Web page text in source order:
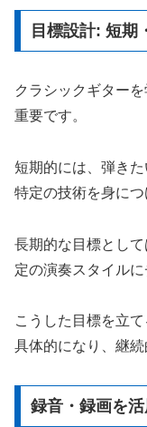
目標設計: 短期
クラシックギター
重要です。
短期的には、弾き
特定の技術を身につ
長期的な目標とし
定の演奏スタイル
こうした目標を立
具体的になり、継続
録音・録画を